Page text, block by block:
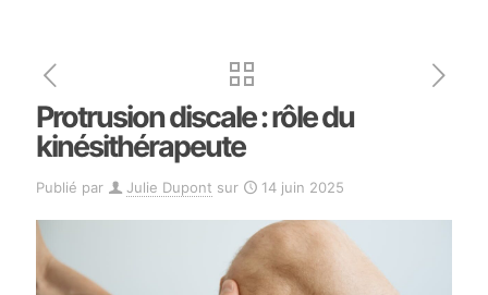
Protrusion discale : rôle du
kinésithérapeute
Publié par Julie Dupont sur 14 juin 2025